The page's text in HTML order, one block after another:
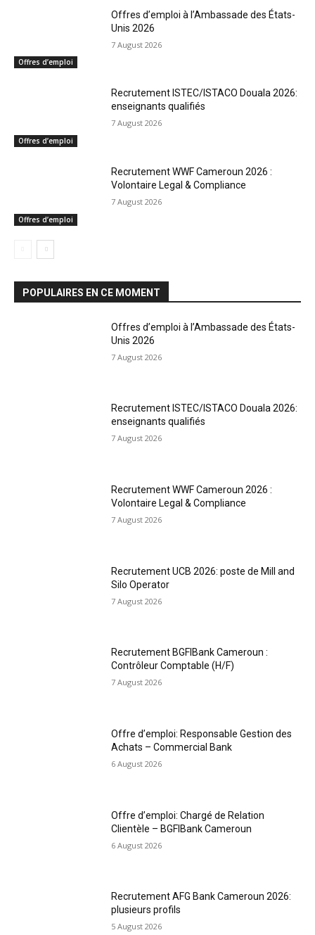
Offres d’emploi
Offres d’emploi à l’Ambassade des États-
Unis 2026
7 August 2026
Offres d’emploi
Recrutement ISTEC/ISTACO Douala 2026:
enseignants qualifiés
7 August 2026
Offres d’emploi
Recrutement WWF Cameroun 2026 :
Volontaire Legal & Compliance
7 August 2026
POPULAIRES EN CE MOMENT
Offres d’emploi à l’Ambassade des États-
Unis 2026
7 August 2026
Recrutement ISTEC/ISTACO Douala 2026:
enseignants qualifiés
7 August 2026
Recrutement WWF Cameroun 2026 :
Volontaire Legal & Compliance
7 August 2026
Recrutement UCB 2026: poste de Mill and
Silo Operator
7 August 2026
Recrutement BGFIBank Cameroun :
Contrôleur Comptable (H/F)
7 August 2026
Offre d’emploi: Responsable Gestion des
Achats – Commercial Bank
6 August 2026
Offre d’emploi: Chargé de Relation
Clientèle – BGFIBank Cameroun
6 August 2026
Recrutement AFG Bank Cameroun 2026:
plusieurs profils
5 August 2026